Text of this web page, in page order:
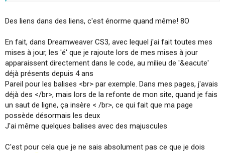
personnes handicapées utilisent des navigateurs spéciaux qui
doivent comprendre correctement le code pour bien lire les infos.
de lien en lien sans relâche, c'est aussi bon pour lui d'être conforme.
J'ai déjà vu des pages désindexées parce qu'il y avait de gros
problèmes de code dedans, en l'occurrence des liens dans des
liens...
Des liens dans des liens, c'est énorme quand même! 8O
En fait, dans Dreamweaver CS3, avec lequel j'ai fait toutes mes
mises à jour, les 'é' que je rajoute lors de mes mises à jour
apparaissent directement dans le code, au milieu de '&eacute'
déjà présents depuis 4 ans
Pareil pour les balises <br> par exemple. Dans mes pages, j'avais
déjà des </br>, mais lors de la refonte de mon site, quand je fais
un saut de ligne, ça insère < /br>, ce qui fait que ma page
possède désormais les deux
J'ai même quelques balises avec des majuscules
C'est pour cela que je ne sais absolument pas ce que je dois